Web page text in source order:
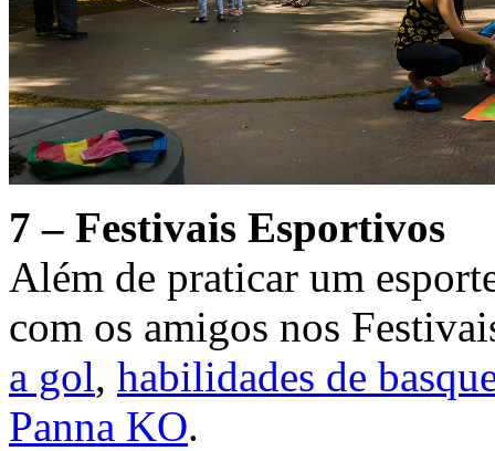
7 – Festivais Esportivos
Além de praticar um
com os amigos nos
a gol, habilidades de
Panna KO.